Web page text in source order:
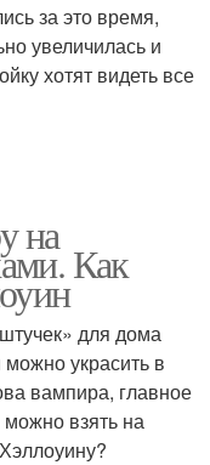
за это время,
увеличилась и
хотят видеть все
на
Как
для дома
украсить в
вампира, главное
взять на